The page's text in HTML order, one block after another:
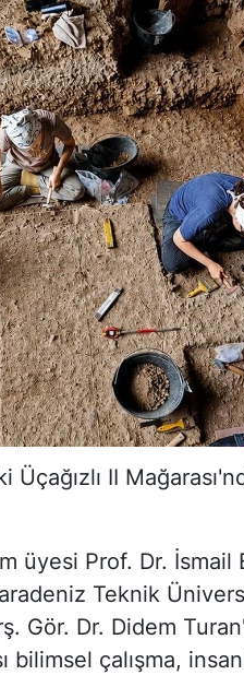
Üçağızlı II
üyesi Prof. Dr. İsmail
Teknik
Dr. Didem
bilimsel çalışma,